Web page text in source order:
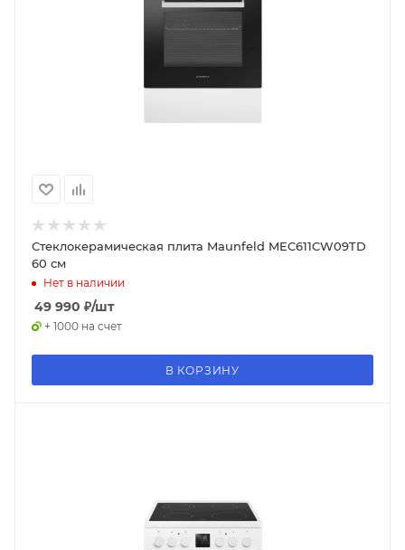
Стеклокерамическая плита Maunfeld MEC611CW09TD
60 см
Нет в наличии
49 990 ₽/шт
+ 1000 на счет
В КОРЗИНУ